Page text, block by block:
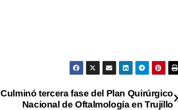
Culminó tercera fase del Plan Quirúrgico
Nacional de Oftalmología en Trujillo